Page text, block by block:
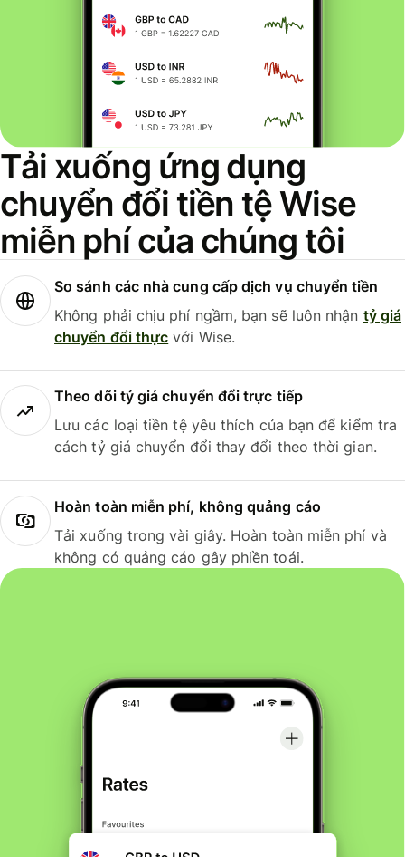
Tải xuống ứng dụng
chuyển đổi tiền tệ Wise
miễn phí của chúng tôi
So sánh các nhà cung cấp dịch vụ chuyển tiền
Không phải chịu phí ngầm, bạn sẽ luôn nhận tỷ giá
chuyển đổi thực với Wise.
Theo dõi tỷ giá chuyển đổi trực tiếp
Lưu các loại tiền tệ yêu thích của bạn để kiểm tra
cách tỷ giá chuyển đổi thay đổi theo thời gian.
Hoàn toàn miễn phí, không quảng cáo
Tải xuống trong vài giây. Hoàn toàn miễn phí và
không có quảng cáo gây phiền toái.